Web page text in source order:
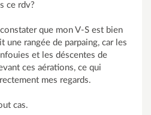
ce rdv?
que mon V-S est bien
une rangée de parpaing, car les
et les déscentes de
ces aérations, ce qui
mes regards.
cas.